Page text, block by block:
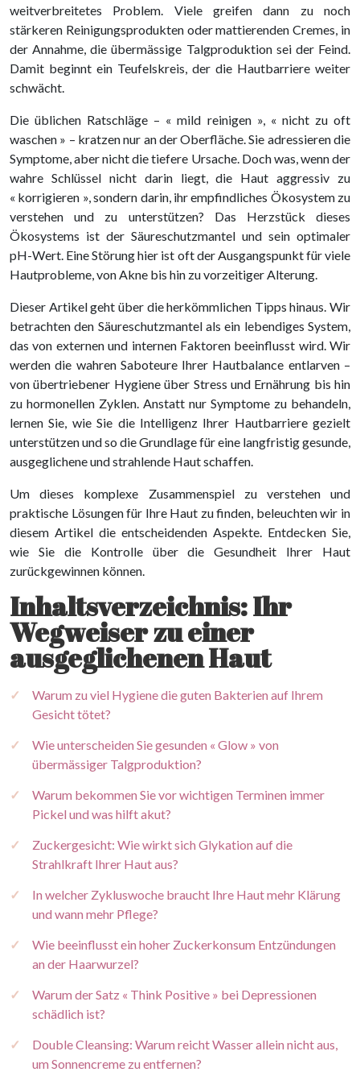
weitverbreitetes Problem. Viele greifen dann zu noch
stärkeren Reinigungsprodukten oder mattierenden Cremes, in
der Annahme, die übermässige Talgproduktion sei der Feind.
Damit beginnt ein Teufelskreis, der die Hautbarriere weiter
schwächt.
Die üblichen Ratschläge – « mild reinigen », « nicht zu oft
waschen » – kratzen nur an der Oberfläche. Sie adressieren die
Symptome, aber nicht die tiefere Ursache. Doch was, wenn der
wahre Schlüssel nicht darin liegt, die Haut aggressiv zu
« korrigieren », sondern darin, ihr empfindliches Ökosystem zu
verstehen und zu unterstützen? Das Herzstück dieses
Ökosystems ist der Säureschutzmantel und sein optimaler
pH-Wert. Eine Störung hier ist oft der Ausgangspunkt für viele
Hautprobleme, von Akne bis hin zu vorzeitiger Alterung.
Dieser Artikel geht über die herkömmlichen Tipps hinaus. Wir
betrachten den Säureschutzmantel als ein lebendiges System,
das von externen und internen Faktoren beeinflusst wird. Wir
werden die wahren Saboteure Ihrer Hautbalance entlarven –
von übertriebener Hygiene über Stress und Ernährung bis hin
zu hormonellen Zyklen. Anstatt nur Symptome zu behandeln,
lernen Sie, wie Sie die Intelligenz Ihrer Hautbarriere gezielt
unterstützen und so die Grundlage für eine langfristig gesunde,
ausgeglichene und strahlende Haut schaffen.
Um dieses komplexe Zusammenspiel zu verstehen und
praktische Lösungen für Ihre Haut zu finden, beleuchten wir in
diesem Artikel die entscheidenden Aspekte. Entdecken Sie,
wie Sie die Kontrolle über die Gesundheit Ihrer Haut
zurückgewinnen können.
Inhaltsverzeichnis: Ihr
Wegweiser zu einer
ausgeglichenen Haut
Warum zu viel Hygiene die guten Bakterien auf Ihrem
Gesicht tötet?
Wie unterscheiden Sie gesunden « Glow » von
übermässiger Talgproduktion?
Warum bekommen Sie vor wichtigen Terminen immer
Pickel und was hilft akut?
Zuckergesicht: Wie wirkt sich Glykation auf die
Strahlkraft Ihrer Haut aus?
In welcher Zykluswoche braucht Ihre Haut mehr Klärung
und wann mehr Pflege?
Wie beeinflusst ein hoher Zuckerkonsum Entzündungen
an der Haarwurzel?
Warum der Satz « Think Positive » bei Depressionen
schädlich ist?
Double Cleansing: Warum reicht Wasser allein nicht aus,
um Sonnencreme zu entfernen?